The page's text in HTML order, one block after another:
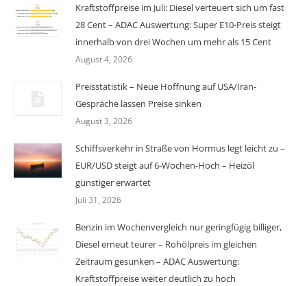
Kraftstoffpreise im Juli: Diesel verteuert sich um fast
28 Cent – ADAC Auswertung: Super E10-Preis steigt
innerhalb von drei Wochen um mehr als 15 Cent
August 4, 2026
Preisstatistik – Neue Hoffnung auf USA/Iran-
Gespräche lassen Preise sinken
August 3, 2026
Schiffsverkehr in Straße von Hormus legt leicht zu –
EUR/USD steigt auf 6-Wochen-Hoch – Heizöl
günstiger erwartet
Juli 31, 2026
Benzin im Wochenvergleich nur geringfügig billiger,
Diesel erneut teurer – Rohölpreis im gleichen
Zeitraum gesunken – ADAC Auswertung:
Kraftstoffpreise weiter deutlich zu hoch